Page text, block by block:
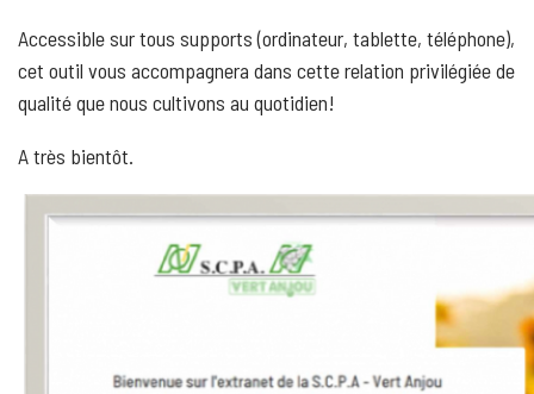
Accessible sur tous supports (ordinateur, tablette, téléphone),
cet outil vous accompagnera dans cette relation privilégiée de
qualité que nous cultivons au quotidien!
A très bientôt.